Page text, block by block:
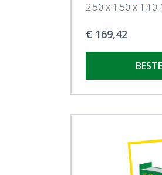
2,50 x 1,50 x 1,10
€ 169,42
View Tuin &